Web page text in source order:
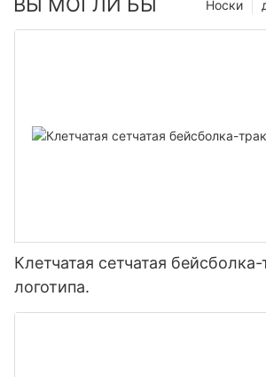
Носки
Клетчатая сетчатая
логотипа.